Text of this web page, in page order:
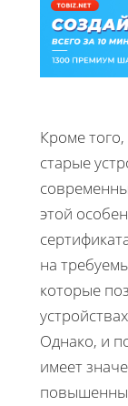
Кроме
старые
этой
на
которые
Однако, и
имеет